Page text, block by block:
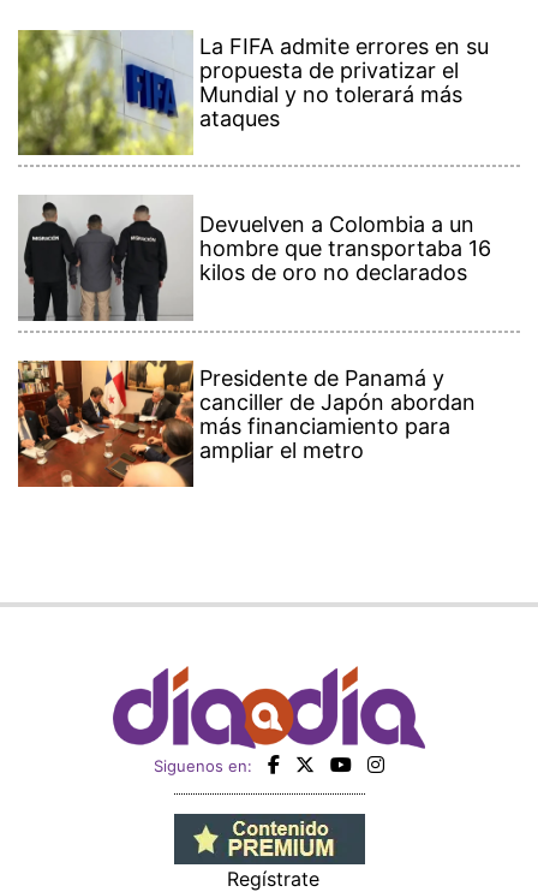
La FIFA admite errores en su
propuesta de privatizar el
Mundial y no tolerará más
ataques
Devuelven a Colombia a un
hombre que transportaba 16
kilos de oro no declarados
Presidente de Panamá y
canciller de Japón abordan
más financiamiento para
ampliar el metro
Siguenos en:
Regístrate